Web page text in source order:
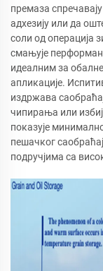
премаза
адхезију или да
соли од операција
смањује
идеалним за
апликације.
издржава
чипирања или
показује
пешачког
подручјима са